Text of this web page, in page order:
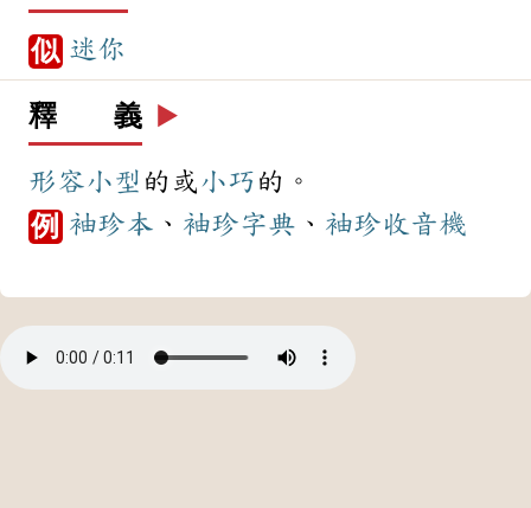
似 迷你
釋 義 ▶️
形容小型 的或小巧 的。
例 袖珍本 、 袖珍字典 、 袖珍收音機